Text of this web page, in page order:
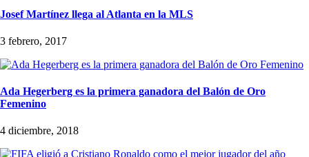
Josef Martínez llega al Atlanta en la MLS
3 febrero, 2017
Ada Hegerberg es la primera ganadora del Balón de Oro
Femenino
4 diciembre, 2018